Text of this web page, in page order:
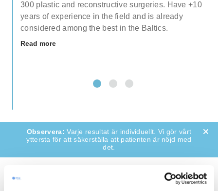
300 plastic and reconstructive surgeries. Have +10
years of experience in the field and is already
considered among the best in the Baltics.
Read more
Varje resultat är individuellt. Vi gör vårt
yttersta för att säkerställa att patienten är nöjd med
det.